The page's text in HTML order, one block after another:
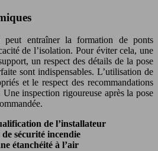
peut entraîner la formation de ponts
de l’isolation. Pour éviter cela, une
un respect des détails de la pose
sont indispensables. L’utilisation de
et le respect des recommandations
inspection rigoureuse après la pose
de l’installateur
sécurité incendie
étanchéité à l’air